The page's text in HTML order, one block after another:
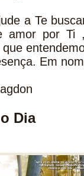
a Te
amor por Ti
Em
Dia